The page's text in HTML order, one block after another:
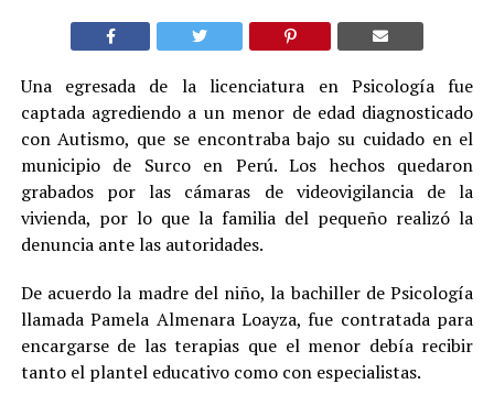
Una egresada de la licenciatura en Psicología fue
captada agrediendo a un menor de edad diagnosticado
con Autismo, que se encontraba bajo su cuidado en el
municipio de Surco en Perú. Los hechos quedaron
grabados por las cámaras de videovigilancia de la
vivienda, por lo que la familia del pequeño realizó la
denuncia ante las autoridades.
De acuerdo la madre del niño, la bachiller de Psicología
llamada Pamela Almenara Loayza, fue contratada para
encargarse de las terapias que el menor debía recibir
tanto el plantel educativo como con especialistas.